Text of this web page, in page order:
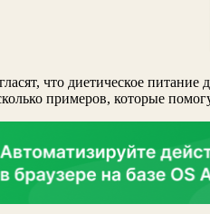
что диетическое
примеров, которые